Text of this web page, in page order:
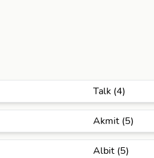
Talk (4)
Akmit (5)
Albit (5)